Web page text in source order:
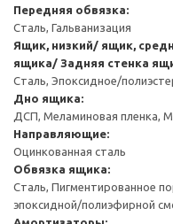
Передняя обвязка:
Сталь, Гальванизация
Ящик, низкий/ ящик,
ящика/ Задняя стенка
Сталь, Эпоксидное/
Дно ящика:
ДСП, Меламиновая пленка,
Направляющие:
Оцинкованная сталь
Обвязка ящика:
Сталь, Пигментированное
эпоксидной/полиэфирной